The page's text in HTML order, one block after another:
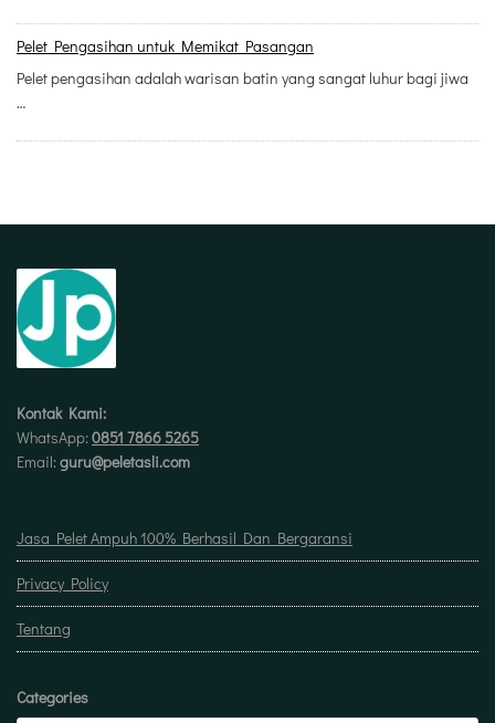
Pelet Pengasihan untuk Memikat Pasangan
Pelet pengasihan adalah warisan batin yang sangat luhur bagi jiwa
…
Kontak Kami:
WhatsApp: 0851 7866 5265
Email: guru@peletasli.com
Jasa Pelet Ampuh 100% Berhasil Dan Bergaransi
Privacy Policy
Tentang
Categories